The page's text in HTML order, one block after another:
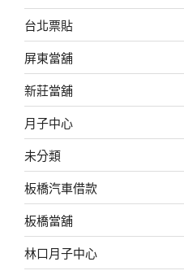
台北票貼
屏東當舖
新莊當舖
月子中心
未分類
板橋汽車借款
板橋當舖
林口月子中心